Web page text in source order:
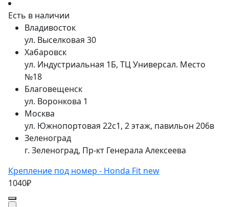
Есть в наличии
Владивосток
ул. Выселковая 30
Хабаровск
ул. Индустриальная 1Б, ТЦ Универсал. Место
№18
Благовещенск
ул. Воронкова 1
Москва
ул. Южнопортовая 22с1, 2 этаж, павильон 206в
Зеленоград
г. Зеленоград, Пр-кт Генерала Алексеева
Крепление под номер - Honda Fit new
1040₽